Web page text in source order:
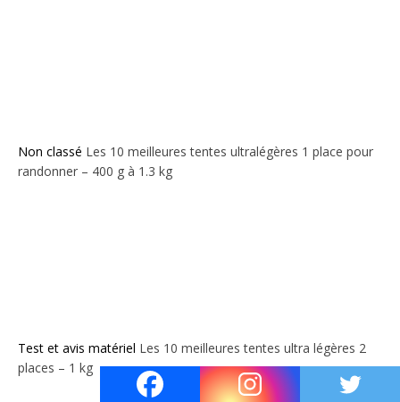
Non classé Les 10 meilleures tentes ultralégères 1 place pour
randonner – 400 g à 1.3 kg
Test et avis matériel Les 10 meilleures tentes ultra légères 2
places – 1 kg